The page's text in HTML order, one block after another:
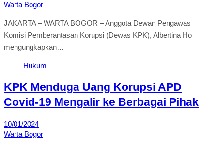
Warta Bogor
JAKARTA – WARTA BOGOR – Anggota Dewan Pengawas
Komisi Pemberantasan Korupsi (Dewas KPK), Albertina Ho
mengungkapkan…
Hukum
KPK Menduga Uang Korupsi APD
Covid-19 Mengalir ke Berbagai Pihak
10/01/2024
Warta Bogor